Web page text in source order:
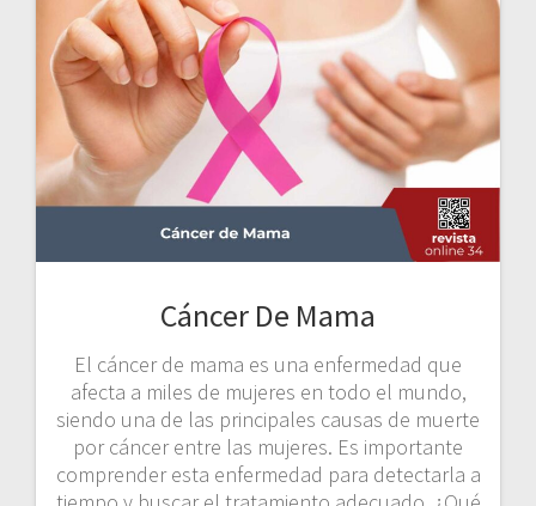
Cáncer De Mama
El cáncer de mama es una enfermedad que
afecta a miles de mujeres en todo el mundo,
siendo una de las principales causas de muerte
por cáncer entre las mujeres. Es importante
comprender esta enfermedad para detectarla a